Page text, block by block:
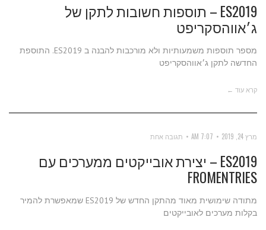
ES2019 – תוספות חשובות לתקן של
ג׳אווהסקריפט
מספר תוספות משמעותיות ולא מורכבות להבנה ב ES2019. התוספת
החדשה לתקן ג׳אווהסקריפט
קרא עוד ←
מרץ 24, 2019 7:07 AM תגובה אחת
ES2019 – יצירת אובייקטים ממערכים עם
FROMENTRIES
מתודה שימושית מאוד מהתקן החדש של ES2019 שמאפשרת להמיר
בקלות מערכים לאובייקטים